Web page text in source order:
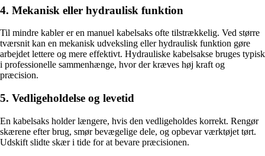
4. Mekanisk eller hydraulisk funktion
Til mindre kabler er en manuel kabelsaks ofte tilstrækkelig. Ved større
tværsnit kan en mekanisk udveksling eller hydraulisk funktion gøre
arbejdet lettere og mere effektivt. Hydrauliske kabelsakse bruges typisk
i professionelle sammenhænge, hvor der kræves høj kraft og
præcision.
5. Vedligeholdelse og levetid
En kabelsaks holder længere, hvis den vedligeholdes korrekt. Rengør
skærene efter brug, smør bevægelige dele, og opbevar værktøjet tørt.
Udskift slidte skær i tide for at bevare præcisionen.